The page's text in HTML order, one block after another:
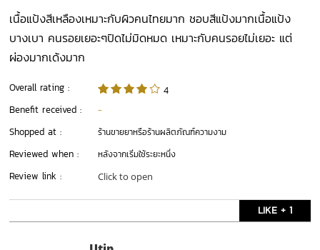
เนื้อแป้งสีเหลืองเหมาะกับผิวคนไทยมาก ชอบสีแป้งมากเนื้อแป้ง
บางเบา คนรอยเยอะๆปิดไม่มิดหมด เหมาะกับคนรอยไม่เยอะ แต่
ผ่องมากเด้งมาก
Overall rating :
4
Benefit received :
-
Shopped at : ร้านขายยาหรือร้านผลิตภัณฑ์ความงาม
Reviewed when : หลังจากเริ่มใช้ระยะหนึ่ง
Review link : Click to open
LIKE + 1